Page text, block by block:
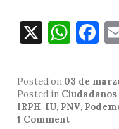
X W
at
s
F
c
e
Posted on 03 de
Posted in Ciudadanos,
IRPH, IU, PNV,
1 Comment